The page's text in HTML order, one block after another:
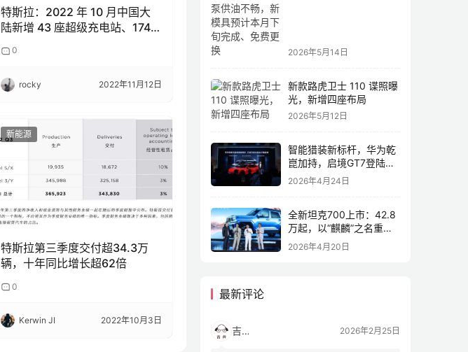
特斯拉：2022 年 10 月中国大
陆新增 43 座超级充电站、174
0
rocky 2022年11月12日
新能源
特斯拉第三季度交付超34.3万
辆，十年同比增长超62倍
0
Kerwin JI 2022年10月3日
2026年5月14日
新款路虎卫士 110 谍照曝
光，新增四座布局
2026年5月12日
智能猎装新标杆，华为乾
崑加持，启境GT7登陆
2026北京车展
2026年4月24日
全新坦克700上市：42.8
万起，以“麒麟”之名重塑
全域豪华
2026年4月20日
最新评论
吉开 2026年2月25日